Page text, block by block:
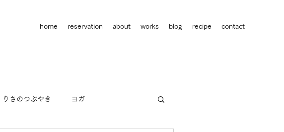
home reservation about works blog recipe contact
りさのつぶやき ヨガ